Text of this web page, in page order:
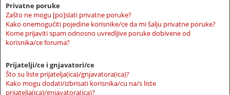
Privatne poruke
Zašto ne mogu [po]slati privatne poruke?
Kako onemogućiti pojedine korisnike/ce da mi šalju privatne poruke?
Kome prijaviti spam odnosno uvredljive poruke dobivene od
korisnika/ce foruma?
Prijatelji/ce i gnjavatori/ce
Što su liste prijatelja(ica)/gnjavatora(ica)?
Kako mogu dodati/izbrisati korisnika/cu na/s liste
prijatelja(ica)/gnjavatora(ica)?